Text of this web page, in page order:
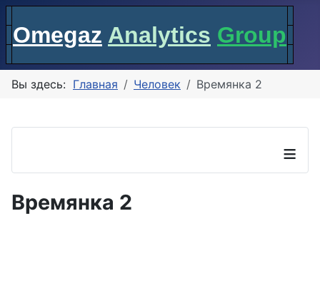
Omegaz Analytics Group
Вы здесь: Главная Человек Времянка 2
≡
Времянка 2